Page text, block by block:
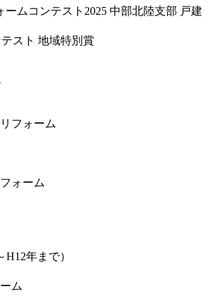
ームコンテスト2025 中部北陸支部 戸建
スト 地域特別賞
フォーム
ォーム
H12年まで）
ム